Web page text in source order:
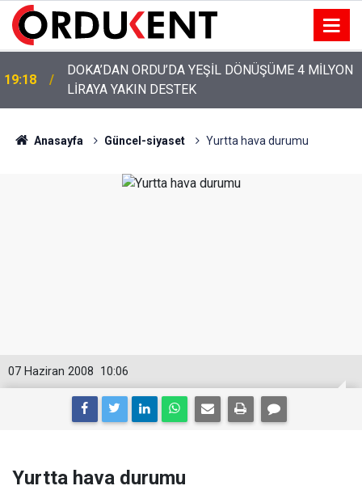
12:46
YENİ PARTİ’NİN ORDU’DAKİ 69 KİŞİLİK KURUCU
KADROSU AÇIKLANDI
Anasayfa Güncel-siyaset Yurtta hava durumu
10:06
07 Haziran 2008
Yurtta hava durumu